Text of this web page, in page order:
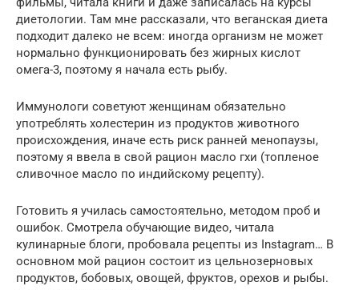
диетологии. Там мне рассказали, что веганская диета
подходит далеко не всем: иногда организм не может
нормально функционировать без жирных кислот
омега-3, поэтому я начала есть рыбу.
Иммунологи советуют женщинам обязательно
употреблять холестерин из продуктов животного
происхождения, иначе есть риск ранней менопаузы,
поэтому я ввела в свой рацион масло гхи (топленое
сливочное масло по индийскому рецепту).
Готовить я училась самостоятельно, методом проб и
ошибок. Смотрела обучающие видео, читала
кулинарные блоги, пробовала рецепты из Instagram… В
основном мой рацион состоит из цельнозерновых
продуктов, бобовых, овощей, фруктов, орехов и рыбы.